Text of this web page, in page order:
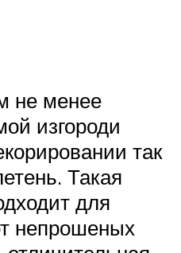
не менее
изгороди
так
Такая
для
непрошеных